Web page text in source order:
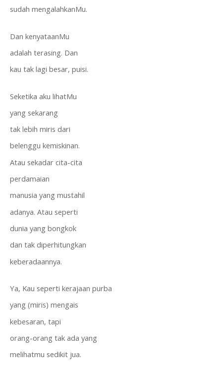
sudah mengalahkanMu.
Dan kenyataanMu
adalah terasing. Dan
kau tak lagi besar, puisi.
Seketika aku lihatMu
yang sekarang
tak lebih miris dari
belenggu kemiskinan.
Atau sekadar cita-cita
perdamaian
manusia yang mustahil
adanya. Atau seperti
dunia yang bongkok
dan tak diperhitungkan
keberadaannya.
Ya, Kau seperti kerajaan purba
yang (miris) mengais
kebesaran, tapi
orang-orang tak ada yang
melihatmu sedikit jua.